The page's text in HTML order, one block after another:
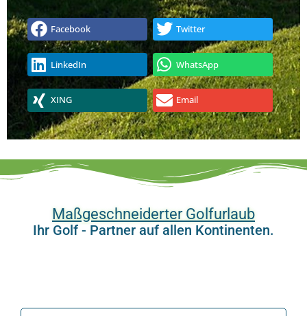
Facebook Twitter
LinkedIn WhatsApp
XING Email
Maßgeschneiderter Golfurlaub
Ihr Golf - Partner auf allen Kontinenten.